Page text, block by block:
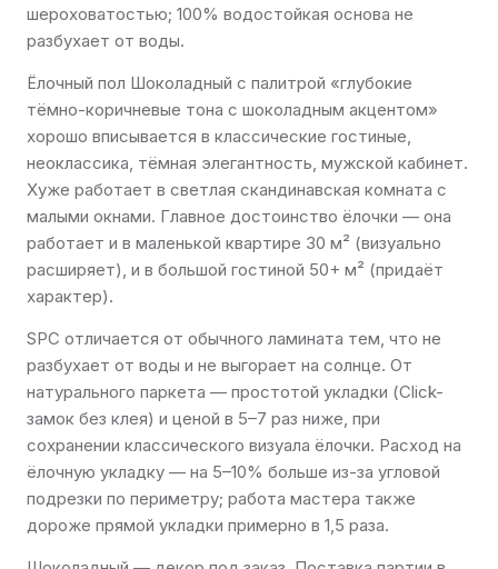
шероховатостью; 100% водостойкая основа не
разбухает от воды.
Ёлочный пол Шоколадный с палитрой «глубокие
тёмно-коричневые тона с шоколадным акцентом»
хорошо вписывается в классические гостиные,
неоклассика, тёмная элегантность, мужской кабинет.
Хуже работает в светлая скандинавская комната с
малыми окнами. Главное достоинство ёлочки — она
работает и в маленькой квартире 30 м² (визуально
расширяет), и в большой гостиной 50+ м² (придаёт
характер).
SPC отличается от обычного ламината тем, что не
разбухает от воды и не выгорает на солнце. От
натурального паркета — простотой укладки (Click-
замок без клея) и ценой в 5–7 раз ниже, при
сохранении классического визуала ёлочки. Расход на
ёлочную укладку — на 5–10% больше из-за угловой
подрезки по периметру; работа мастера также
дороже прямой укладки примерно в 1,5 раза.